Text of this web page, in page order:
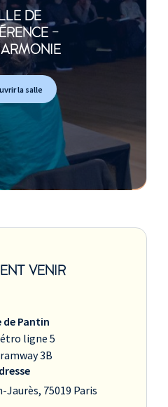
DE
-
la salle
VENIR
de Pantin
ligne 5
3B
Jaurès, 75019 Paris